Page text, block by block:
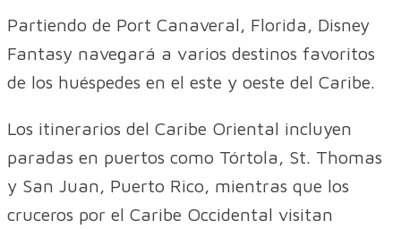
Partiendo de Port Canaveral, Florida, Disney
Fantasy navegará a varios destinos favoritos
de los huéspedes en el este y oeste del Caribe.
Los itinerarios del Caribe Oriental incluyen
paradas en puertos como Tórtola, St. Thomas
y San Juan, Puerto Rico, mientras que los
cruceros por el Caribe Occidental visitan